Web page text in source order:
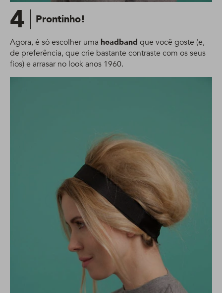
4 Prontinho!
Agora, é só escolher uma headband que você goste (e,
de preferência, que crie bastante contraste com os seus
fios) e arrasar no look anos 1960.